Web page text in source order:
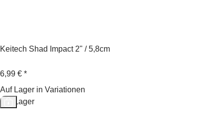
Keitech Shad Impact 2" / 5,8cm
6,99 € *
Auf Lager in Variationen
Auf Lager